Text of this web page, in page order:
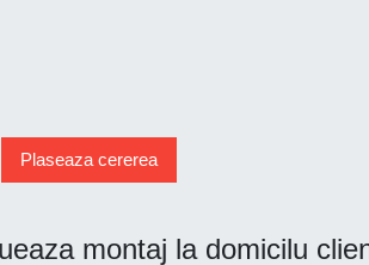
Plaseaza cererea
montaj la domicilu